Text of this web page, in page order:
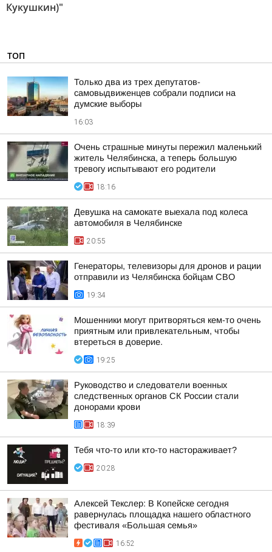
Кукушкин)"
ТОП
Только два из трех депутатов-
самовыдвиженцев собрали подписи на
думские выборы
16:03
Очень страшные минуты пережил маленький
житель Челябинска, а теперь большую
тревогу испытывают его родители
18:16
Девушка на самокате выехала под колеса
автомобиля в Челябинске
20:55
Генераторы, телевизоры для дронов и рации
отправили из Челябинска бойцам СВО
19:34
Мошенники могут притворяться кем-то очень
приятным или привлекательным, чтобы
втереться в доверие.
19:25
Руководство и следователи военных
следственных органов СК России стали
донорами крови
18:39
Тебя что-то или кто-то настораживает?
20:28
Алексей Текслер: В Копейске сегодня
равернулась площадка нашего областного
фестиваля «Большая семья»
16:52